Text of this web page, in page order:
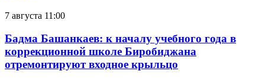
7 августа 11:00
Бадма Башанкаев: к началу учебного года в
коррекционной школе Биробиджана
отремонтируют входное крыльцо